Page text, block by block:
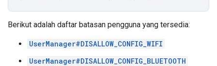
Berikut adalah daftar batasan pengguna yang tersedia:
UserManager#DISALLOW_CONFIG_WIFI
UserManager#DISALLOW_CONFIG_BLUETOOTH